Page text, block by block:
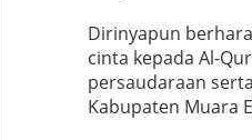
Dirinyapun
cinta kepada Al-
persaudaraan
Kabupaten Muara